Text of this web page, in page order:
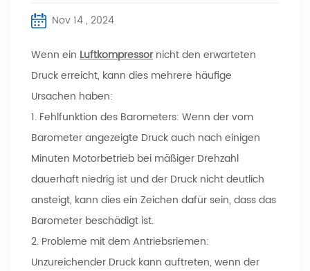
Nov 14 , 2024
Wenn ein Luftkompressornicht den erwarteten
Druck erreicht, kann dies mehrere häufige
Ursachen haben:
1. Fehlfunktion des Barometers: Wenn der vom
Barometer angezeigte Druck auch nach einigen
Minuten Motorbetrieb bei mäßiger Drehzahl
dauerhaft niedrig ist und der Druck nicht deutlich
ansteigt, kann dies ein Zeichen dafür sein, dass das
Barometer beschädigt ist.
2. Probleme mit dem Antriebsriemen:
Unzureichender Druck kann auftreten, wenn der